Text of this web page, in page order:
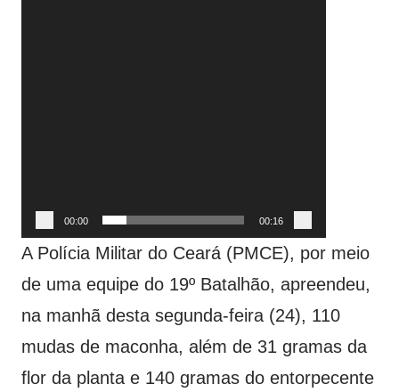
00:00 00:16
A Polícia Militar do Ceará (PMCE), por meio
de uma equipe do 19º Batalhão, apreendeu,
na manhã desta segunda-feira (24), 110
mudas de maconha, além de 31 gramas da
flor da planta e 140 gramas do entorpecente